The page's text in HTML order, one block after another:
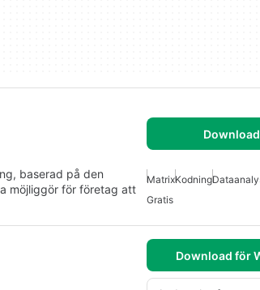
baserad på den
möjliggör för företag att
MatrixKodning
Gratis
Download för